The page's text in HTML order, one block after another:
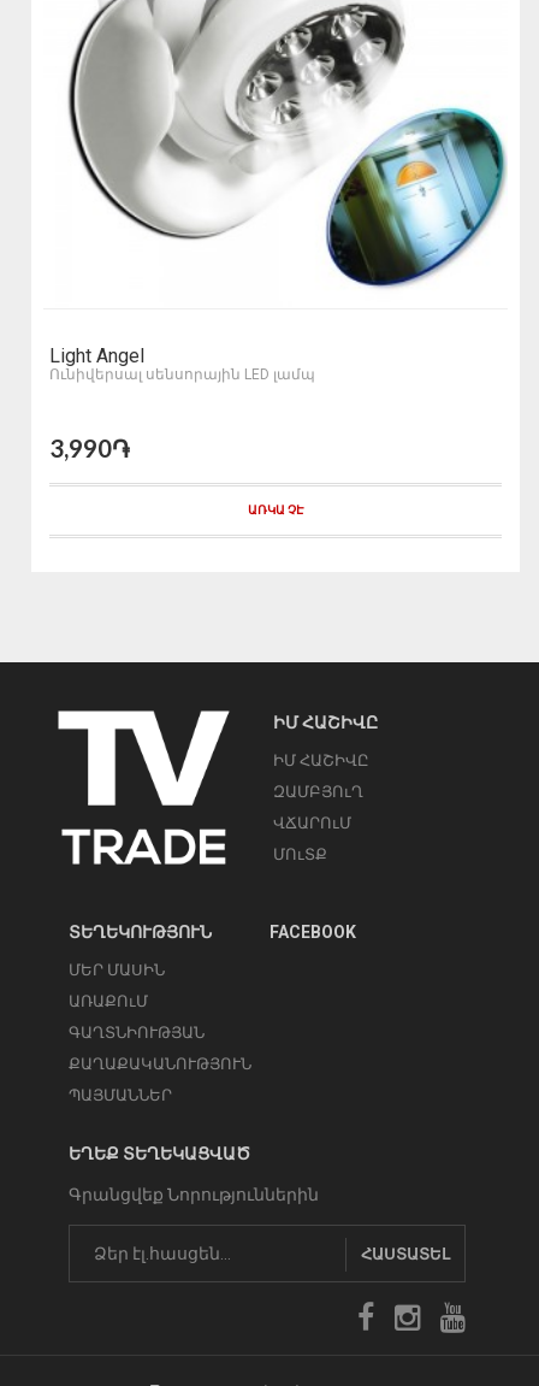
Light Angel
Ունիվերսալ սենսորային LED լամպ
3,990֏
ԱՌԿԱ ՉԷ
ԻՄ ՀԱՇԻՎԸ
ԻՄ ՀԱՇԻՎԸ
ԶԱՄԲՅՈւՂ
ՎՃԱՐՈւՄ
ՄՈւՏՔ
ՏԵՂԵԿՈՒԹՅՈՒՆ
ՄԵՐ ՄԱՍԻՆ
ԱՌԱՔՈւՄ
ԳԱՂՏՆԻՈՒԹՅԱՆ
ՔԱՂԱՔԱԿԱՆՈՒԹՅՈՒՆ
ՊԱՅՄԱՆՆԵՐ
FACEBOOK
ԵՂԵՔ ՏԵՂԵԿԱՑՎԱԾ
Գրանցվեք Նորություններին
ՀԱՍՏԱՏԵԼ